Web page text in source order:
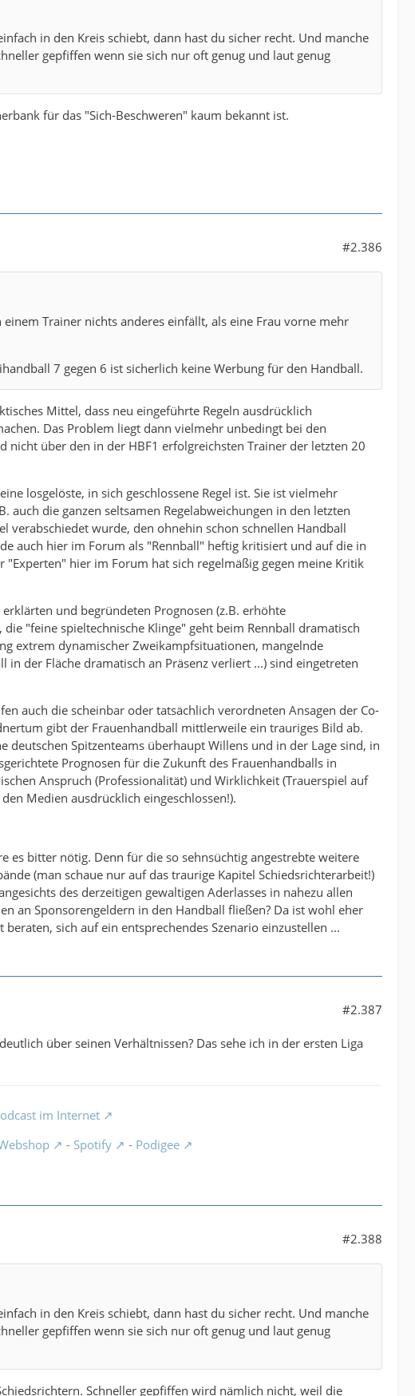
in den Kreis schiebt, dann hast du sicher recht. Und manche
gepfiffen wenn sie sich nur oft genug und laut genug
für das "Sich-Beschweren" kaum bekannt ist.
#2.386
Trainer nichts anderes einfällt, als eine Frau vorne mehr
7 gegen 6 ist sicherlich keine Werbung für den Handball.
Mittel, dass neu eingeführte Regeln ausdrücklich
Das Problem liegt dann vielmehr unbedingt bei den
nicht über den in der HBF1 erfolgreichsten Trainer der letzten 20
losgelöste, in sich geschlossene Regel ist. Sie ist vielmehr
die ganzen seltsamen Regelabweichungen in den letzten
verabschiedet wurde, den ohnehin schon schnellen Handball
auch hier im Forum als "Rennball" heftig kritisiert und auf die in
hier im Forum hat sich regelmäßig gegen meine Kritik
und begründeten Prognosen (z.B. erhöhte
"feine spieltechnische Klinge" geht beim Rennball dramatisch
extrem dynamischer Zweikampfsituationen, mangelnde
der Fläche dramatisch an Präsenz verliert ...) sind eingetreten
auch die scheinbar oder tatsächlich verordneten Ansagen der Co-
gibt der Frauenhandball mittlerweile ein trauriges Bild ab.
Spitzenteams überhaupt Willens und in der Lage sind, in
Prognosen für die Zukunft des Frauenhandballs in
Anspruch (Professionalität) und Wirklichkeit (Trauerspiel auf
Medien ausdrücklich eingeschlossen!).
es bitter nötig. Denn für die so sehnsüchtig angestrebte weitere
(man schaue nur auf das traurige Kapitel Schiedsrichterarbeit!)
des derzeitigen gewaltigen Aderlasses in nahezu allen
an Sponsorengeldern in den Handball fließen? Da ist wohl eher
sich auf ein entsprechendes Szenario einzustellen ...
#2.387
über seinen Verhältnissen? Das sehe ich in der ersten Liga
im Internet
- Spotify - Podigee
#2.388
in den Kreis schiebt, dann hast du sicher recht. Und manche
gepfiffen wenn sie sich nur oft genug und laut genug
Schneller gepfiffen wird nämlich nicht, weil die